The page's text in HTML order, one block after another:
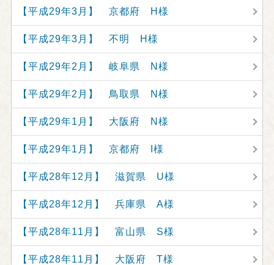
【平成29年3月】 京都府 H様
【平成29年3月】 不明 H様
【平成29年2月】 岐阜県 N様
【平成29年2月】 鳥取県 N様
【平成29年1月】 大阪府 N様
【平成29年1月】 京都府 I様
【平成28年12月】 滋賀県 U様
【平成28年12月】 兵庫県 A様
【平成28年11月】 富山県 S様
【平成28年11月】 大阪府 T様